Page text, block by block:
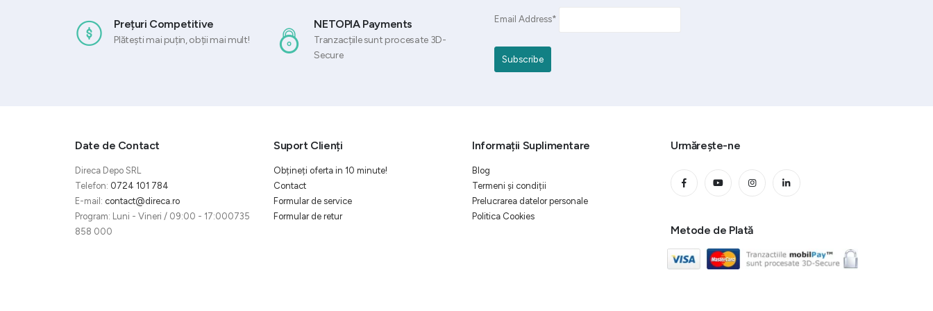
Prețuri Competitive
Plătești mai puțin, obții mai mult!
NETOPIA Payments
Tranzacțiile sunt procesate 3D-
Secure
Email Address*
Date de Contact
Direca Depo SRL
Telefon: 0724 101 784
E-mail: contact@direca.ro
Program: Luni - Vineri / 09:00 - 17:000735
858 000
Suport Clienți
Obțineți oferta in 10 minute!
Contact
Formular de service
Formular de retur
Informații Suplimentare
Blog
Termeni și condiții
Prelucrarea datelor personale
Politica Cookies
Urmărește-ne
Metode de Plată